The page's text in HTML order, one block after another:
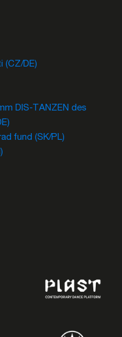
(CZ/DE)
DIS-TANZEN des
fund (SK/PL)